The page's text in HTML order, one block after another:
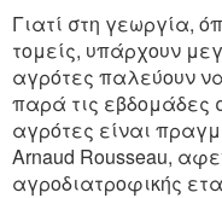
Γιατί στη γεωργία,
τομείς, υπάρχουν
αγρότες παλεύουν
παρά τις εβδομάδες
αγρότες είναι
Arnaud Rousseau,
αγροδιατροφικής